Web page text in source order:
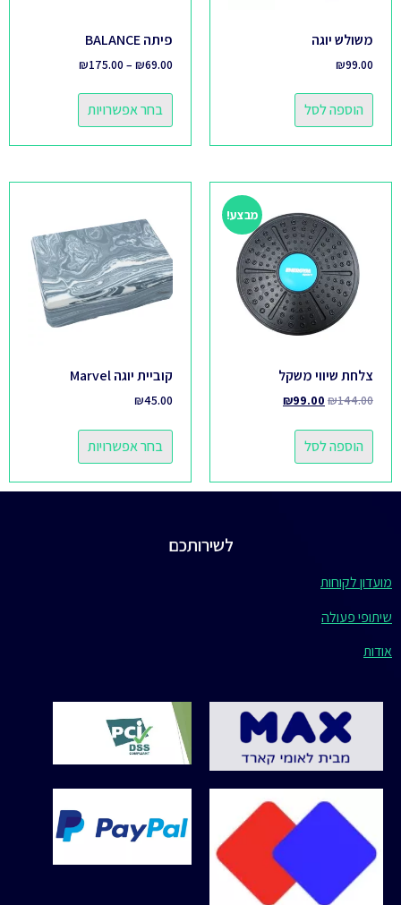
משולש יוגה
₪99.00
הוספה לסל
פיתה BALANCE
₪69.00
–
₪175.00
בחר אפשרויות
מבצע!
צלחת שיווי משקל
₪144.00
₪99.00
הוספה לסל
קוביית יוגה Marvel
₪45.00
בחר אפשרויות
לשירותכם
מועדון לקוחות
שיתופי פעולה
אודות